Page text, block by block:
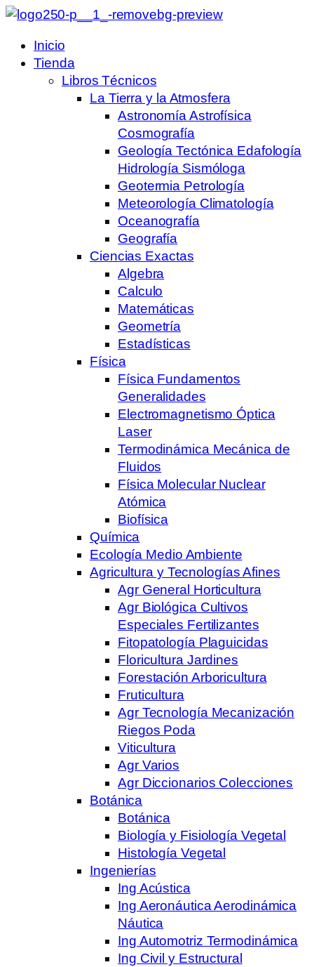
Inicio
Tienda
Libros Técnicos
La Tierra y la Atmosfera
Astronomía Astrofísica
Cosmografía
Geología Tectónica Edafología
Hidrología Sismóloga
Geotermia Petrología
Meteorología Climatología
Oceanografía
Geografía
Ciencias Exactas
Algebra
Calculo
Matemáticas
Geometría
Estadísticas
Física
Física Fundamentos
Generalidades
Electromagnetismo Óptica
Laser
Termodinámica Mecánica de
Fluidos
Física Molecular Nuclear
Atómica
Biofísica
Química
Ecología Medio Ambiente
Agricultura y Tecnologías Afines
Agr General Horticultura
Agr Biológica Cultivos
Especiales Fertilizantes
Fitopatología Plaguicidas
Floricultura Jardines
Forestación Arboricultura
Fruticultura
Agr Tecnología Mecanización
Riegos Poda
Viticultura
Agr Varios
Agr Diccionarios Colecciones
Botánica
Botánica
Biología y Fisiología Vegetal
Histología Vegetal
Ingenierías
Ing Acústica
Ing Aeronáutica Aerodinámica
Náutica
Ing Automotriz Termodinámica
Ing Civil y Estructural